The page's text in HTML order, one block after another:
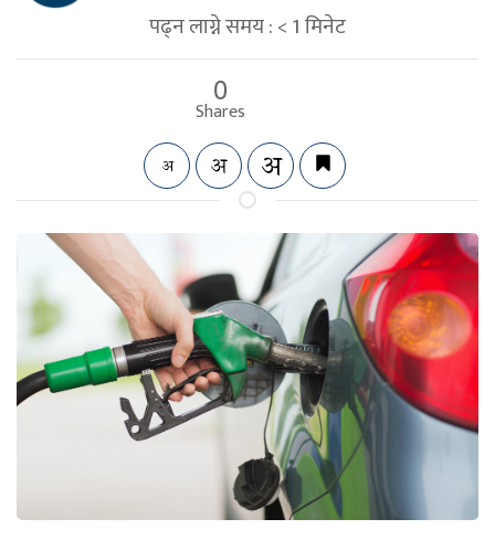
पढ्न लाग्ने समय :< 1मिनेट
0
Shares